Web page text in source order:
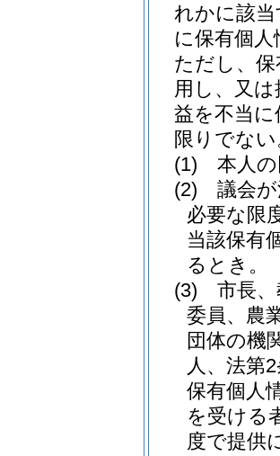
れかに該
に保有個
ただし、
用し、又
益を不当
限りでな
(1)
本人
(2)
議会
必要な限
当該保有
るとき。
(3)
市長
委員、農
団体の機
人、法第
保有個人
を受ける
度で提供